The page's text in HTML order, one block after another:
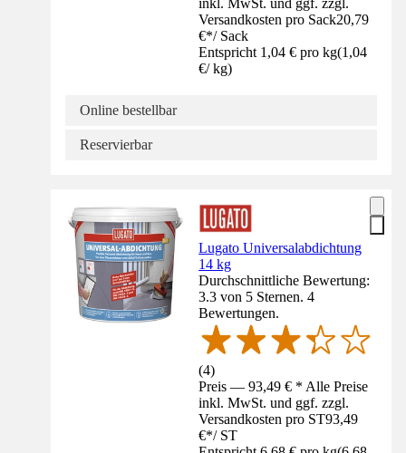
inkl. MwSt. und ggf. zzgl.
Versandkosten pro Sack20,79
€*/ Sack
Entspricht 1,04 € pro kg(1,04
€/ kg)
Online bestellbar
Reservierbar
Lugato Universalabdichtung
14 kg
Durchschnittliche Bewertung:
3.3 von 5 Sternen. 4
Bewertungen.
(4)
Preis — 93,49 € * Alle Preise
inkl. MwSt. und ggf. zzgl.
Versandkosten pro ST93,49
€*/ ST